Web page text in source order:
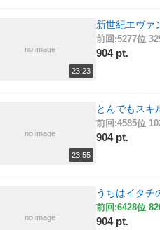
no image
23:23
新世紀エヴァ
前回:5277位
904 pt.
no image
23:55
とんでもス
前回:4585位
904 pt.
no image
うちはイタチ
前回:6428位
904 pt.